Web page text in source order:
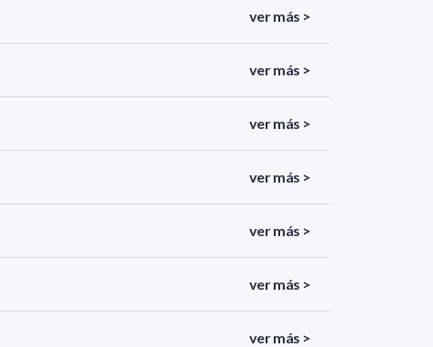
ver más >
ver más >
ver más >
ver más >
ver más >
ver más >
ver más >